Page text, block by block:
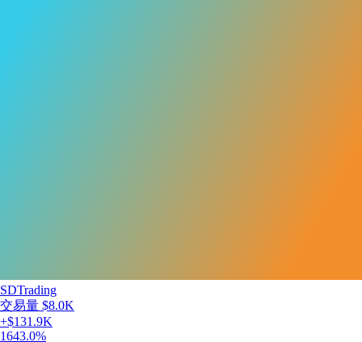
SDTrading
交易量 $8.0K
+$131.9K
1643.0%